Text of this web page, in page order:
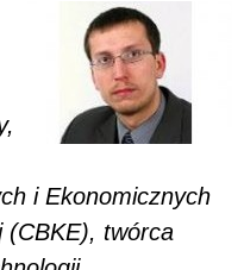
i Ekonomicznych
(CBKE), twórca